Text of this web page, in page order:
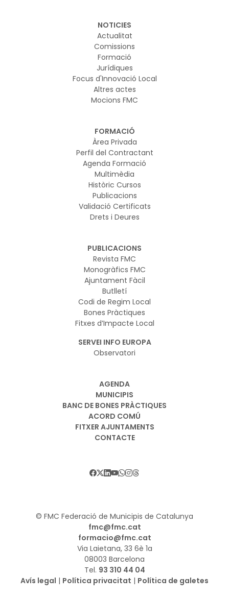
NOTICIES
Actualitat
Comissions
Formació
Jurídiques
Focus d'Innovació Local
Altres actes
Mocions FMC
FORMACIÓ
Àrea Privada
Perfil del Contractant
Agenda Formació
Multimèdia
Històric Cursos
Publicacions
Validació Certificats
Drets i Deures
PUBLICACIONS
Revista FMC
Monogràfics FMC
Ajuntament Fàcil
Butlletí
Codi de Regim Local
Bones Pràctiques
Fitxes d’Impacte Local
SERVEI INFO EUROPA
Observatori
AGENDA
MUNICIPIS
BANC DE BONES PRÀCTIQUES
ACORD COMÚ
FITXER AJUNTAMENTS
CONTACTE
© FMC Federació de Municipis de Catalunya
fmc@fmc.cat
formacio@fmc.cat
Via Laietana, 33 6è 1a
08003 Barcelona
Tel. 93 310 44 04
Avís legal | Política privacitat | Política de galetes